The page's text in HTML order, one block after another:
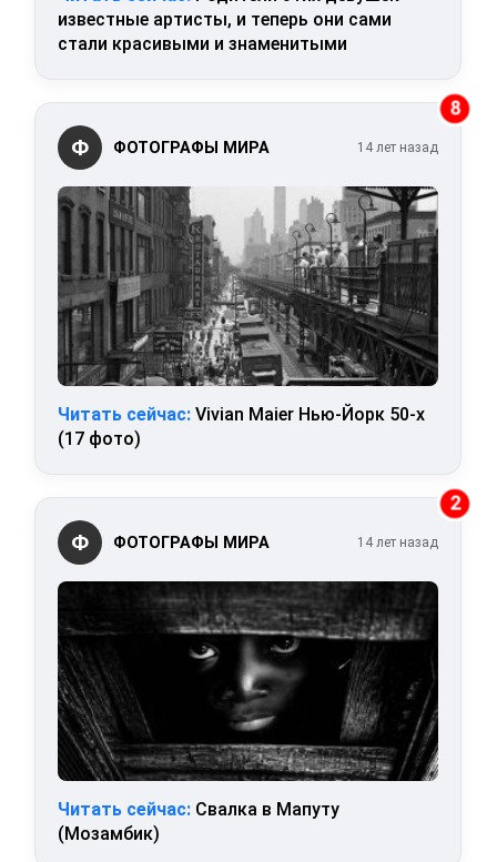
известные артисты, и теперь они сами
стали красивыми и знаменитыми
8
Ф ФОТОГРАФЫ МИРА 14 лет назад
Читать сейчас: Vivian Maier Нью-Йорк 50-х
(17 фото)
2
Ф ФОТОГРАФЫ МИРА 14 лет назад
Читать сейчас: Свалка в Мапуту
(Мозамбик)